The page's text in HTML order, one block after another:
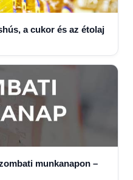
a cukor és az étolaj
munkanapon –